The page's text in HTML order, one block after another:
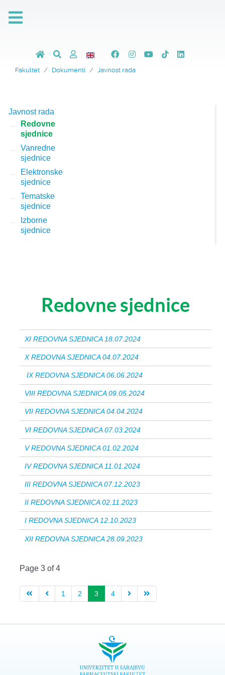
Fakultet Dokumenti Javnost rada
Javnost rada
Redovne
sjednice
Vanredne
sjednice
Elektronske
sjednice
Tematske
sjednice
Izborne
sjednice
Redovne sjednice
XI REDOVNA SJEDNICA 18.07.2024
X REDOVNA SJEDNICA 04.07.2024
IX REDOVNA SJEDNICA 06.06.2024
VIII REDOVNA SJEDNICA 09.05.2024
VII REDOVNA SJEDNICA 04.04.2024
VI REDOVNA SJEDNICA 07.03.2024
V REDOVNA SJEDNICA 01.02.2024
IV REDOVNA SJEDNICA 11.01.2024
III REDOVNA SJEDNICA 07.12.2023
II REDOVNA SJEDNICA 02.11.2023
I REDOVNA SJEDNICA 12.10.2023
XII REDOVNA SJEDNICA 28.09.2023
Page 3 of 4
1 2 3 4